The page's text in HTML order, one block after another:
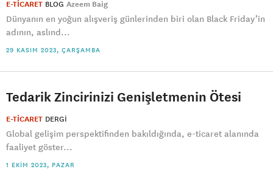
E-TİCARET BLOG Azeem Baig
Dünyanın en yoğun alışveriş günlerinden biri olan Black Friday’in
adının, aslınd...
29 KASIM 2023, ÇARŞAMBA
Tedarik Zincirinizi Genişletmenin Ötesi
E-TİCARET DERGI
​Global gelişim perspektifinden bakıldığında, e-ticaret alanında
faaliyet göster...
1 EKIM 2023, PAZAR